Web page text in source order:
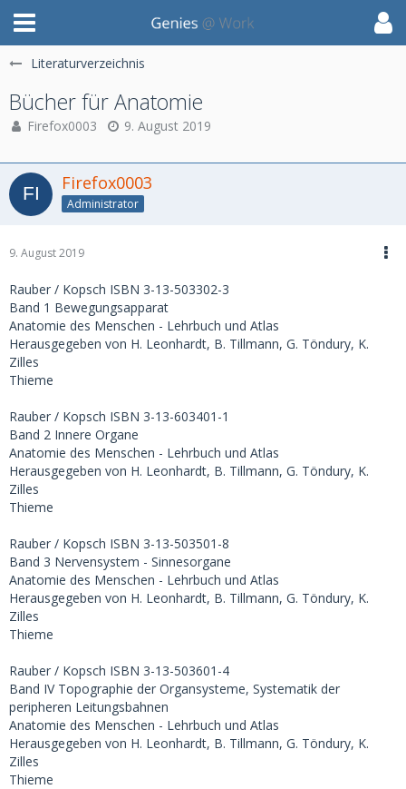
Literaturverzeichnis
Bücher für Anatomie
Firefox0003 9. August 2019
Firefox0003
Administrator
9. August 2019
Rauber / Kopsch ISBN 3-13-503302-3
Band 1 Bewegungsapparat
Anatomie des Menschen - Lehrbuch und Atlas
Herausgegeben von H. Leonhardt, B. Tillmann, G. Töndury, K.
Zilles
Thieme
Rauber / Kopsch ISBN 3-13-603401-1
Band 2 Innere Organe
Anatomie des Menschen - Lehrbuch und Atlas
Herausgegeben von H. Leonhardt, B. Tillmann, G. Töndury, K.
Zilles
Thieme
Rauber / Kopsch ISBN 3-13-503501-8
Band 3 Nervensystem - Sinnesorgane
Anatomie des Menschen - Lehrbuch und Atlas
Herausgegeben von H. Leonhardt, B. Tillmann, G. Töndury, K.
Zilles
Thieme
Rauber / Kopsch ISBN 3-13-503601-4
Band IV Topographie der Organsysteme, Systematik der
peripheren Leitungsbahnen
Anatomie des Menschen - Lehrbuch und Atlas
Herausgegeben von H. Leonhardt, B. Tillmann, G. Töndury, K.
Zilles
Thieme